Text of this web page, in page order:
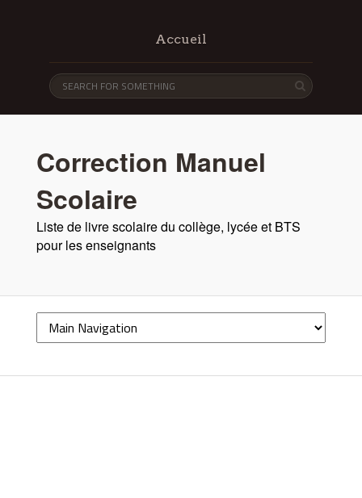
Accueil
Correction Manuel
Scolaire
Liste de livre scolaire du collège, lycée et BTS
pour les enseignants